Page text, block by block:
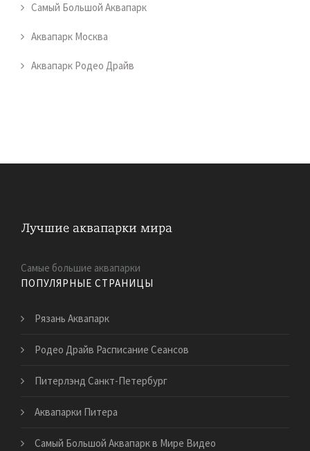
Самый Большой Аквапарк
Аквапарк Москва
Аквапарк Родео Драйв
Самые большие аквапарки
ПОПУЛЯРНЫЕ СТРАНИЦЫ
Рязань Аквапарк
Родео Драйв Расписание Сеансов
Питерлэнд Санкт-Петербург
Аквапарки Питера
Самый Большой Аквапарк в Мире Видео